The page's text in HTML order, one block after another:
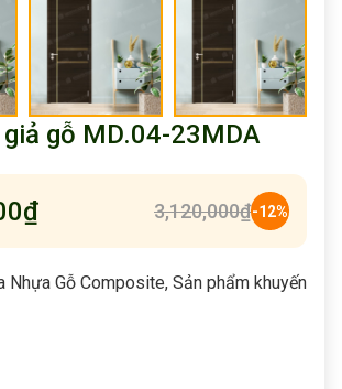
gỗ MD.04-23MDA
₫ 3,120,000₫-12%
Nhựa Gỗ Composite, Sản phẩm khuyến